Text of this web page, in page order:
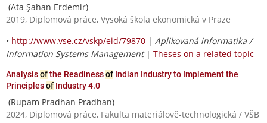
(Ata Şahan Erdemir)
2019, Diplomová práce, Vysoká škola ekonomická v Praze
• http://www.vse.cz/vskp/eid/79870 | Aplikovaná informatika /
Information Systems Management| Theses on a related topic
Analysisofthe Readinessof Indian Industry to Implement the
Principlesof Industry 4.0
(Rupam Pradhan Pradhan)
2024, Diplomová práce, Fakulta materiálově-technologická / VŠB